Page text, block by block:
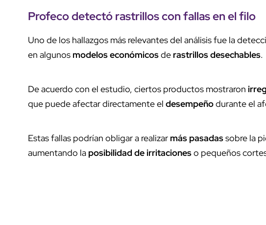
Profecodetectórastrillos con fallasen el filo
Uno de los hallazgos más relevantes del análisis fue la
en algunos modelos económicosde rastrillos desechables.
De acuerdo con el estudio, ciertos productos mostraron
que puede afectar directamente el desempeñodurante el
Estas fallas podrían obligar a realizar más pasadassobre la
aumentando la posibilidad de irritacioneso pequeños